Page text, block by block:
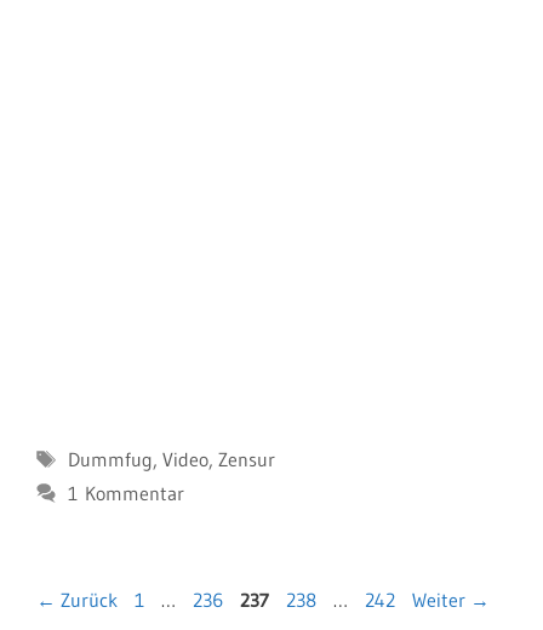
Schlagwörter
Dummfug, Video, Zensur
1 Kommentar
← Zurück Seite
1 … Seite
236 Seite
237 Seite
238 … Seite
242 Weiter →